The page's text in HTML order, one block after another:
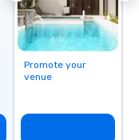
Promote your
venue